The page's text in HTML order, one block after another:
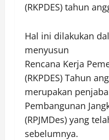
(RKPDES) tahun
Hal ini dilakukan
menyusun
Rencana Kerja
(RKPDES) Tahun
merupakan
Pembangunan
(RPJMDes) yang
sebelumnya.